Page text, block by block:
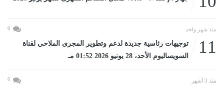
منذ شهر واحد 0
11
توجيهات رئاسية جديدة لدعم وتطوير المجرى الملاحي لقناة
السويساليوم الأحد، 28 يونيو 2026 01:52 مـ
منذ 3 أشهر 0